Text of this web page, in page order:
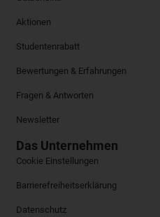
Aktionen
Studentenrabatt
Bewertungen & Erfahrungen
Fragen & Antworten
Newsletter
Das Unternehmen
Cookie Einstellungen
Barrierefreiheitserklärung
Datenschutz